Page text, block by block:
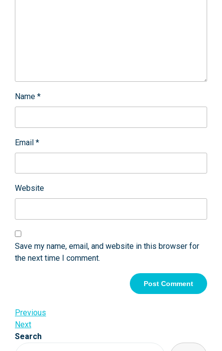
Name *
Email *
Website
Save my name, email, and website in this browser for
the next time I comment.
Post
navigation
Previous
Post
Previous
Next
Post
Next
Search